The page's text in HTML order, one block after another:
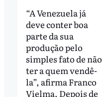
“A Venezuela já
deve conter boa
parte da sua
produção pelo
simples fato de não
ter a quem vendê-
la”, afirma Franco
Vielma. Depois de